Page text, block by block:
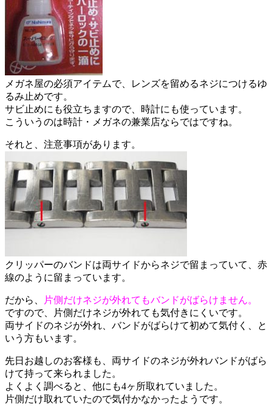
メガネ屋の必須アイテムで、レンズを留めるネジにつけるゆ
るみ止めです。
サビ止めにも役立ちますので、時計にも使っています。
こういうのは時計・メガネの兼業店ならではですね。
それと、注意事項があります。
クリッパーのバンドは両サイドからネジで留まっていて、赤
線のように留まっています。
だから、
片側だけネジが外れてもバンドがばらけません。
ですので、片側だけネジが外れても気付きにくいです。
両サイドのネジが外れ、バンドがばらけて初めて気付く、と
いう方もいます。
先日お越しのお客様も、両サイドのネジが外れバンドがばら
けて持って来られました。
よくよく調べると、他にも4ヶ所取れていました。
片側だけ取れていたので気付かなかったようです。